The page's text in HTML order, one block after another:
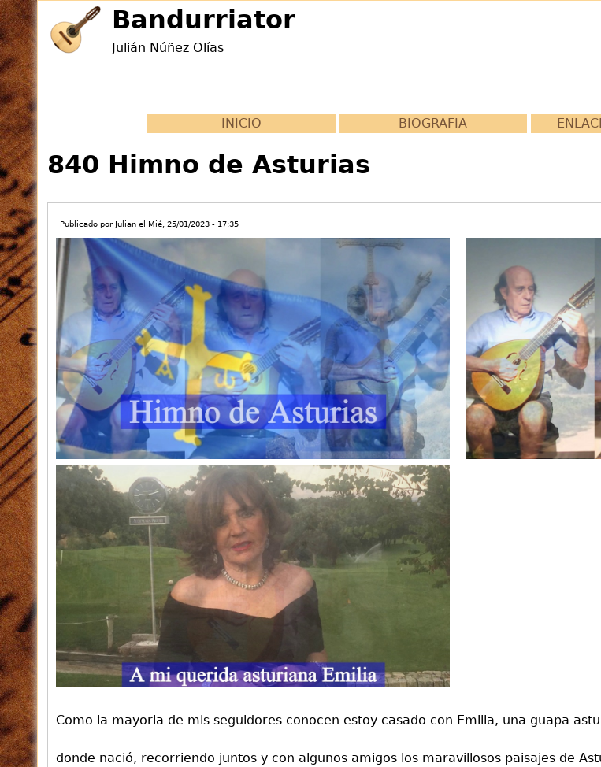
Jump
to
navigation
Bandurriator
Julián Núñez Olías
INICIO BIOGRAFIA
to
top
840 Himno de Asturias
Publicado por Julian el Mié, 25/01/2023 - 17:35
Como la mayoria de mis seguidores conocen estoy casado con Emilia, una guapa
donde nació, recorriendo juntos y con algunos amigos los maravillosos paisajes de